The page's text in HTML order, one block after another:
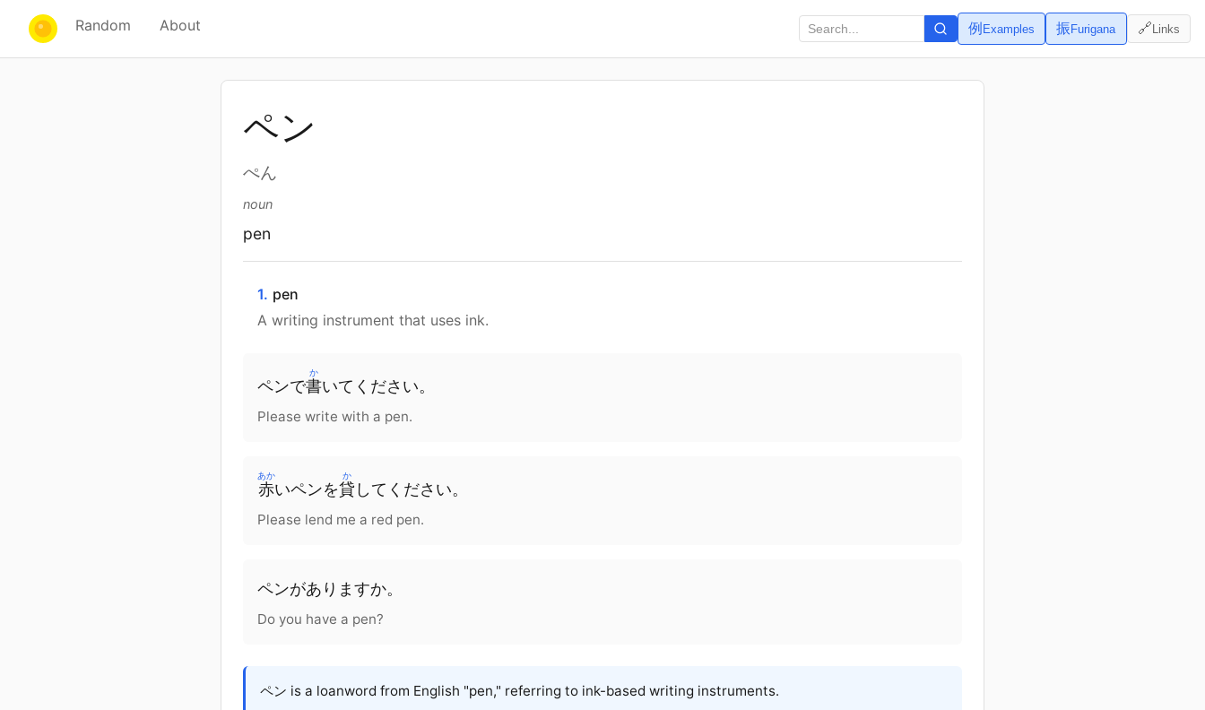
Random About 例 Examples 振Furigana 🔗Links
ペン
ぺん
noun
pen
1. pen
A writing instrument that uses ink.
ペンで書
か
いて ください。
Please write with a pen.
赤
あか
いペンを貸
か
して ください。
Please lend me a red pen.
ペンがありますか。
Do you have a pen?
ペン is a loanword from English "pen," referring to ink-based writing instruments.